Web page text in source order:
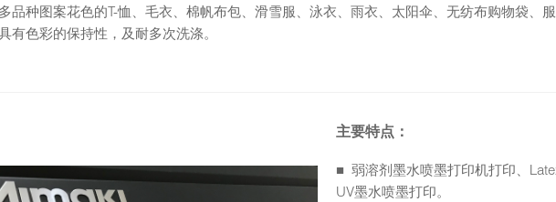
品种图案花色的T-恤、毛衣、棉帆布包、滑雪服、泳衣、雨衣、太阳伞、无纺布购物袋、
有色彩的保持性，及耐多次洗涤。
主要特点：
■ 弱溶剂墨水喷墨打印机打印、
UV墨水喷墨打印。